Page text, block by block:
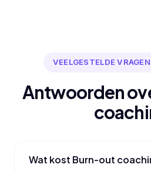
VEELGESTELDE
Antwoorden
Wat kost Burn-out